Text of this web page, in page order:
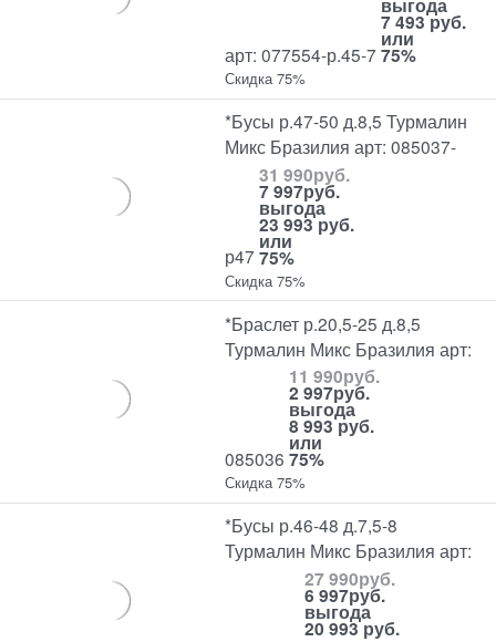
арт: 077554-р.45-7
7 493 руб.
или
75%
Скидка 75%
*Бусы р.47-50 д.8,5 Турмалин
Микс Бразилия арт: 085037-
р47
31 990руб.
7 997руб.
выгода
23 993 руб.
или
75%
Скидка 75%
*Браслет р.20,5-25 д.8,5
Турмалин Микс Бразилия арт:
085036
11 990руб.
2 997руб.
выгода
8 993 руб.
или
75%
Скидка 75%
*Бусы р.46-48 д.7,5-8
Турмалин Микс Бразилия арт:
27 990руб.
6 997руб.
выгода
20 993 руб.